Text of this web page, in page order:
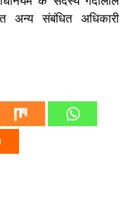
अन्य संबंधित अधिकारी